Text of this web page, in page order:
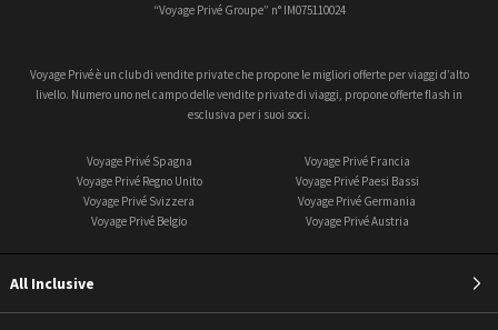
“Voyage Privé Groupe” n° IM075110024
Voyage Privé è un club di vendite private che propone le migliori offerte per viaggi d’alto
livello. Numero uno nel campo delle vendite private di viaggi, propone offerte flash in
esclusiva per i suoi soci.
Voyage Privé Spagna
Voyage Privé Francia
Voyage Privé Regno Unito
Voyage Privé Paesi Bassi
Voyage Privé Svizzera
Voyage Privé Germania
Voyage Privé Belgio
Voyage Privé Austria
All Inclusive